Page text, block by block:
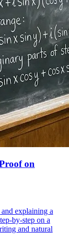
on
explaining a
by-step on a
and natural